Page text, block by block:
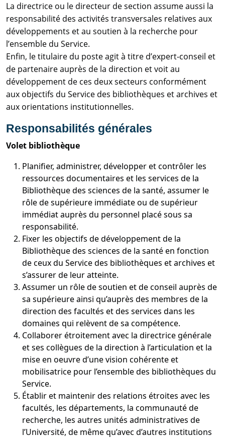
La directrice ou le directeur de section assume aussi la
responsabilité des activités transversales relatives aux
développements et au soutien à la recherche pour
l’ensemble du Service.
Enfin, le titulaire du poste agit à titre d’expert-conseil et
de partenaire auprès de la direction et voit au
développement de ces deux secteurs conformément
aux objectifs du Service des bibliothèques et archives et
aux orientations institutionnelles.
Responsabilités générales
Volet bibliothèque
Planifier, administrer, développer et contrôler les
ressources documentaires et les services de la
Bibliothèque des sciences de la santé, assumer le
rôle de supérieure immédiate ou de supérieur
immédiat auprès du personnel placé sous sa
responsabilité.
Fixer les objectifs de développement de la
Bibliothèque des sciences de la santé en fonction
de ceux du Service des bibliothèques et archives et
s’assurer de leur atteinte.
Assumer un rôle de soutien et de conseil auprès de
sa supérieure ainsi qu’auprès des membres de la
direction des facultés et des services dans les
domaines qui relèvent de sa compétence.
Collaborer étroitement avec la directrice générale
et ses collègues de la direction à l’articulation et la
mise en oeuvre d’une vision cohérente et
mobilisatrice pour l’ensemble des bibliothèques du
Service.
Établir et maintenir des relations étroites avec les
facultés, les départements, la communauté de
recherche, les autres unités administratives de
l’Université, de même qu’avec d’autres institutions